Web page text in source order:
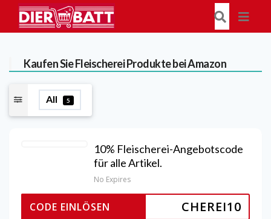
Kaufen Sie Fleischerei Produkte bei Amazon
All 5
10% Fleischerei-Angebotscode
für alle Artikel.
No Expires
CHEREI10
CODE EINLÖSEN